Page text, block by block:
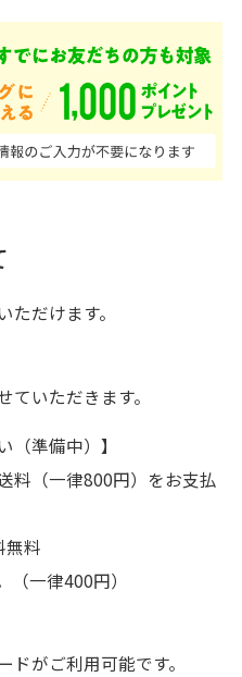
だけます。
いただきます。
準備中）】
料（一律800円）をお支払
無料
一律400円）
ドがご利用可能です。